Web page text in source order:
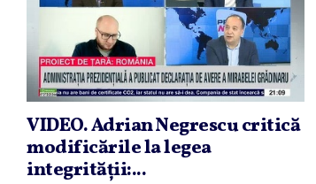
VIDEO. Adrian Negrescu critică
modificările la legea
integrităţii:...